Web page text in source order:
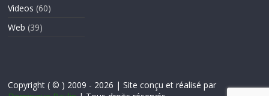
Videos (60)
Web (39)
Copyright ( © ) 2009 - 2026 | Site conçu et réalisé par